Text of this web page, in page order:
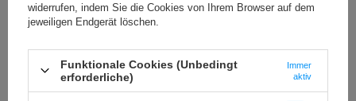
Die beiden Arme sind unabhängig voneinander um 360°
drehbar, was die höchste Leistung während des Trainings
Die Rückenlehne ermöglicht das Training in einer
teilstabilisierten Position.
widerrufen, indem Sie die Cookies von Ihrem Browser auf dem
jeweiligen Endgerät löschen.
Funktionale Cookies (Unbedingt
erforderliche)
Immer
aktiv